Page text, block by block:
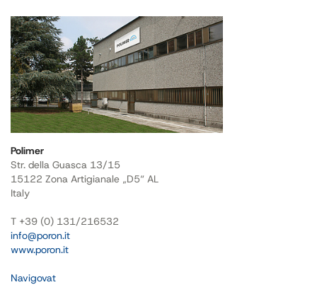
Polimer
Str. della Guasca 13/15
15122 Zona Artigianale „D5“ AL
Italy
T +39 (0) 131/216532
info@poron.it
www.poron.it
Navigovat